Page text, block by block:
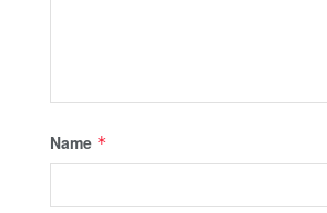
Name *